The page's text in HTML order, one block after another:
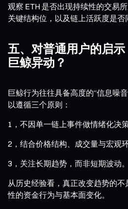
观察 ETH 是否出现持续性的交易
关键结构位，以及链上活跃度是否
五、对普通用户的启
巨鲸异动？
巨鲸行为往往具备高度的“信息噪
以遵循三个原则：
1，不因单一链上事件做情绪化决策
2，结合价格结构、成交量与宏观
3，关注长期趋势，而非短期波动。
从历史经验看，真正改变趋势的
性的资金行为与基本面变化。